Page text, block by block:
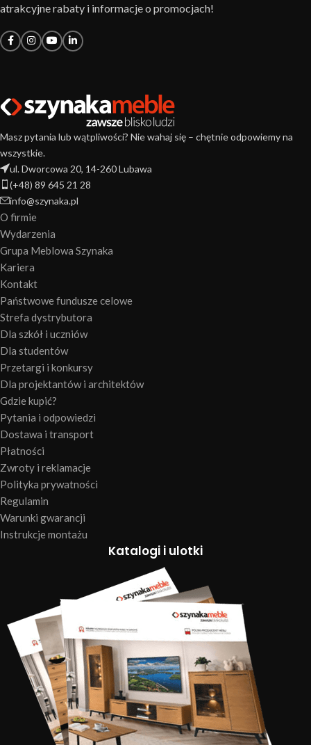
atrakcyjne rabaty i informacje o promocjach!
Masz pytania lub wątpliwości? Nie wahaj się – chętnie odpowiemy na
wszystkie.
ul. Dworcowa 20, 14-260 Lubawa
(+48) 89 645 21 28
info@szynaka.pl
O firmie
Wydarzenia
Grupa Meblowa Szynaka
Kariera
Kontakt
Państwowe fundusze celowe
Strefa dystrybutora
Dla szkół i uczniów
Dla studentów
Przetargi i konkursy
Dla projektantów i architektów
Gdzie kupić?
Pytania i odpowiedzi
Dostawa i transport
Płatności
Zwroty i reklamacje
Polityka prywatności
Regulamin
Warunki gwarancji
Instrukcje montażu
Katalogi i ulotki